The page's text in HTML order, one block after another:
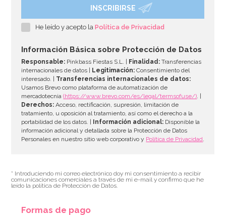
INSCRIBIRSE
He leído y acepto laPolítica de Privacidad
Información Básica sobre Protección de Datos
Responsable: Pinkbass Fiestas S.L. | Finalidad: Transferencias
internacionales de datos |
Legitimación: Consentimiento del
interesado. | Transferencias internacionales de datos:
Usamos Brevo como plataforma de automatización de
mercadotecnia(https://www.brevo.com/es/legal/termsofuse/). |
Derechos: Acceso, rectificación, supresión, limitación de
tratamiento, u oposición al tratamiento, así como el derecho a la
portabilidad de los datos. |
Información adicional: Disponible la
información adicional y detallada sobre la Protección de Datos
Personales en nuestro sitio web corporativo y Política de Privacidad.
* Introduciendo mi correo electrónico doy mi consentimiento a recibir
comunicaciones comerciales a través de mi e-mail y confirmo que he
leído la política de Protección de Datos.
Formas de pago